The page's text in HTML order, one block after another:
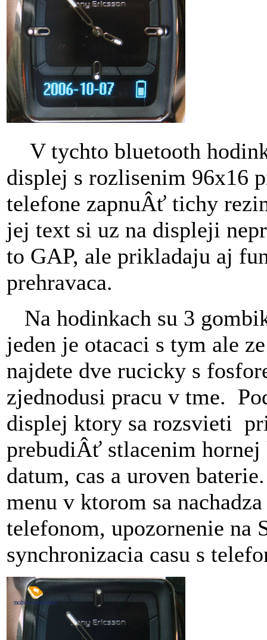
V tychto bluetooth
displej s rozlisenim 96x16
telefone zapnuÂť tichy
jej text si uz na displeji
to GAP, ale prikladaju aj
prehravaca.
Na hodinkach su 3
jeden je otacaci s tym ale
najdete dve rucicky s
zjednodusi pracu v tme.
displej ktory sa rozsvieti
prebudiÂť stlacenim
datum, cas a uroven
menu v ktorom sa
telefonom, upozornenie na
synchronizacia casu s